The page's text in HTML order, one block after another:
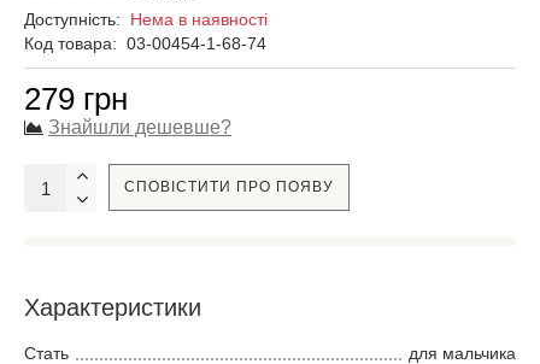
Доступність: Нема в наявності
Код товара: 03-00454-1-68-74
279 грн
Знайшли дешевше?
СПОВІСТИТИ ПРО ПОЯВУ
Характеристики
Стать
для мальчика